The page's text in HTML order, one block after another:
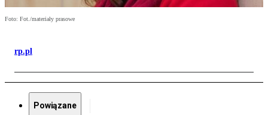
Foto: Fot./materiały prasowe
rp.pl
Powiązane